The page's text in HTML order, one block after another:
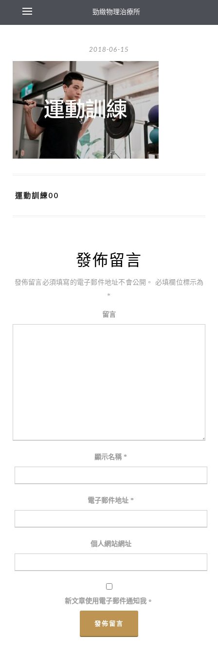
勁緻物理治療所
2018-06-15
運動訓練00
發佈留言
發佈留言必須填寫的電子郵件地址不會公開。
必填欄位標示為
*
留言
顯示名稱 *
電子郵件地址 *
個人網站網址
新文章使用電子郵件通知我。